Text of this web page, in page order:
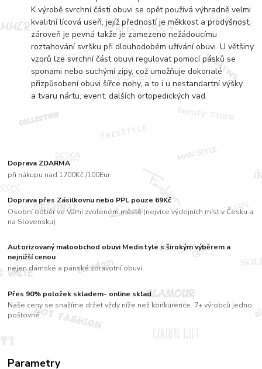
Doprava ZDARMA
při nákupu nad 1700Kč /100Eur
Doprava přes Zásilkovnu nebo PPL pouze 69Kč
Osobní odběr ve Vámi zvoleném městě (nejvíce výdejních míst v Česku a
na Slovensku)
Autorizovaný maloobchod obuvi Medistyle s širokým výběrem a
nejnižší cenou
nejen dámské a pánské zdravotní obuvi
Přes 90% položek skladem- online sklad
Naše ceny se snažíme držet vždy níže než konkurence. 7+ výrobců jedno
poštovné....
K výrobě svrchní části obuvi se opět používá výhradně velmi
kvalitní lícová useň, jejíž předností je měkkost a prodyšnost,
zároveň je pevná takže je zamezeno nežádoucímu
roztahování svršku při dlouhodobém užívání obuvi. U většiny
vzorů lze svrchní část obuvi regulovat pomocí pásků se
sponami nebo suchými zipy, což umožňuje dokonalé
přizpůsobení obuvi šířce nohy, a to i u nestandartní výšky
a tvaru nártu, event. dalších ortopedických vad.
Parametry